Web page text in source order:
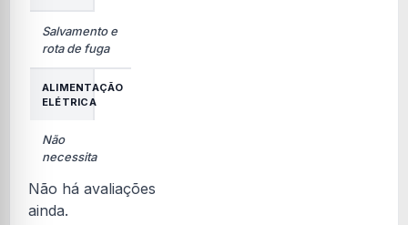
Salvamento e
rota de fuga
ALIMENTAÇÃO
ELÉTRICA
Não
necessita
Não há avaliações
ainda.